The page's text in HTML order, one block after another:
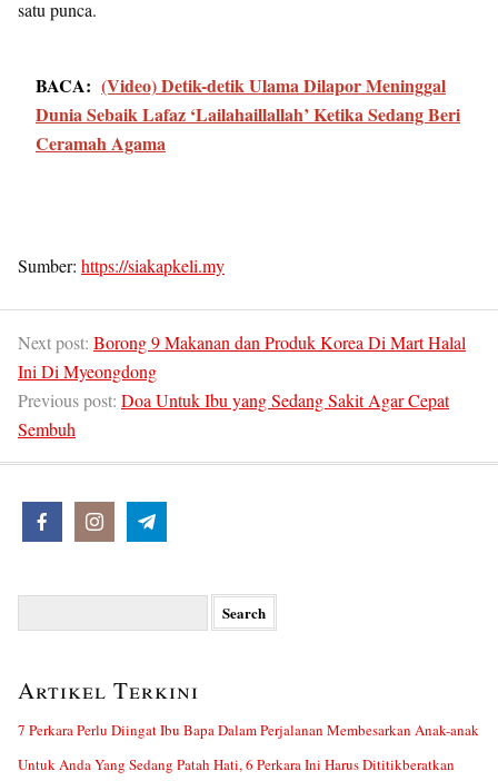
satu punca.
BACA: (Video) Detik-detik Ulama Dilapor Meninggal
Dunia Sebaik Lafaz ‘Lailahaillallah’ Ketika Sedang Beri
Ceramah Agama
Sumber: https://siakapkeli.my
Next post: Borong 9 Makanan dan Produk Korea Di Mart Halal
Ini Di Myeongdong
Previous post: Doa Untuk Ibu yang Sedang Sakit Agar Cepat
Sembuh
Artikel Terkini
7 Perkara Perlu Diingat Ibu Bapa Dalam Perjalanan Membesarkan Anak-anak
Untuk Anda Yang Sedang Patah Hati, 6 Perkara Ini Harus Dititikberatkan